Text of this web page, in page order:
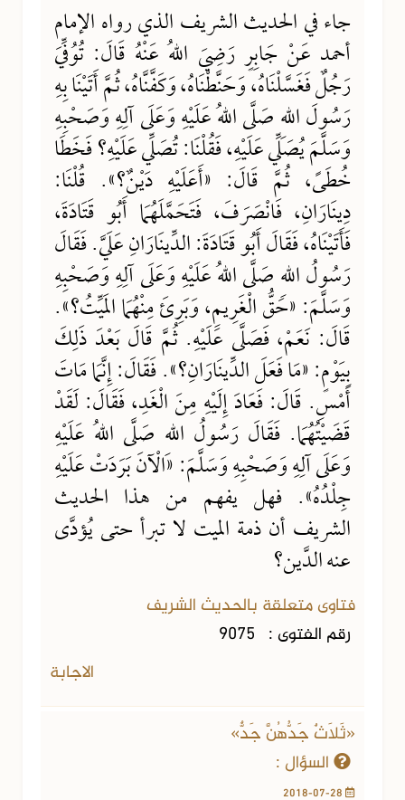
جاء في الحديث الشريف الذي رواه الإمام
أحمد عَنْ جَابِرٍ رَضِيَ اللهُ عَنْهُ قَالَ: تُوُفِّيَ
رَجُلٌ فَغَسَّلْنَاهُ، وَحَنَّطْنَاهُ، وَكَفَّنَّاهُ، ثُمَّ أَتَيْنَا بِهِ
رَسُولَ اللهِ صَلَّى اللهُ عَلَيْهِ وَعَلَى آلِهِ وَصَحْبِهِ
وَسَلَّمَ يُصَلِّي عَلَيْهِ، فَقُلْنَا: تُصَلِّي عَلَيْهِ؟ فَخَطَا
خُطَىً، ثُمَّ قَالَ: «أَعَلَيْهِ دَيْنٌ؟». قُلْنَا:
دِينَارَانِ، فَانْصَرَفَ، فَتَحَمَّلَهُمَا أَبُو قَتَادَةَ،
فَأَتَيْنَاهُ، فَقَالَ أَبُو قَتَادَةَ: الدِّينَارَانِ عَلَيَّ. فَقَالَ
رَسُولُ اللهِ صَلَّى اللهُ عَلَيْهِ وَعَلَى آلِهِ وَصَحْبِهِ
وَسَلَّمَ: «حَقُّ الْغَرِيمِ، وَبَرِئَ مِنْهُمَا المَيِّتُ؟».
قَالَ: نَعَمْ، فَصَلَّى عَلَيْهِ. ثُمَّ قَالَ بَعْدَ ذَلِكَ
بِيَوْمٍ: «مَا فَعَلَ الدِّينَارَانِ؟». فَقَالَ: إِنَّمَا مَاتَ
أَمْسِ. قَالَ: فَعَادَ إِلَيْهِ مِنَ الْغَدِ، فَقَالَ: لَقَدْ
قَضَيْتُهُمَا. فَقَالَ رَسُولُ اللهِ صَلَّى اللهُ عَلَيْهِ
وَعَلَى آلِهِ وَصَحْبِهِ وَسَلَّمَ: «الْآنَ بَرَدَتْ عَلَيْهِ
جِلْدُهُ». فهل يفهم من هذا الحديث
الشريف أن ذمة الميت لا تبرأ حتى يُؤدَّى
عنه الدَّين؟
فتاوى متعلقة بالحديث الشريف
رقم الفتوى : 9075
الاجابة
«ثَلَاثٌ جَدُّهُنَّ جَدٌّ»
السؤال :